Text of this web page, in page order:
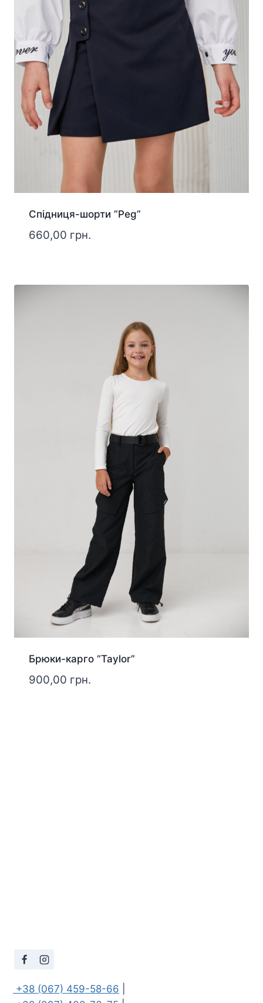
Спідниця-шорти ”Peg”
660,00 грн.
Брюки-карго “Taylor”
900,00 грн.
+38 (067) 459-58-66